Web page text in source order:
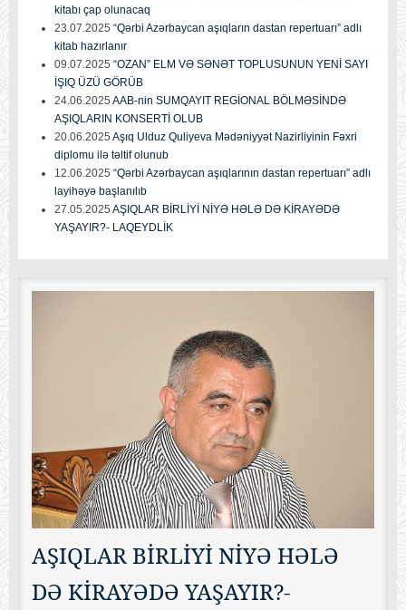
kitabı çap olunacaq
23.07.2025 “Qərbi Azərbaycan aşıqların dastan repertuarı” adlı
kitab hazırlanır
09.07.2025 “OZAN” ELM VƏ SƏNƏT TOPLUSUNUN YENİ SAYI
İŞIQ ÜZÜ GÖRÜB
24.06.2025 AAB-nin SUMQAYIT REGİONAL BÖLMƏSİNDƏ
AŞIQLARIN KONSERTİ OLUB
20.06.2025 Aşıq Ulduz Quliyeva Mədəniyyət Nazirliyinin Fəxri
diplomu ilə təltif olunub
12.06.2025 “Qərbi Azərbaycan aşıqlarının dastan repertuarı” adlı
layihəyə başlanılıb
27.05.2025 AŞIQLAR BİRLİYİ NİYƏ HƏLƏ DƏ KİRAYƏDƏ
YAŞAYIR?- LAQEYDLİK
AŞIQLAR BİRLİYİ NİYƏ HƏLƏ
DƏ KİRAYƏDƏ YAŞAYIR?-